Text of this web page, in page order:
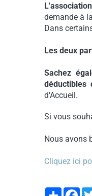
demande à
Dans
Les deux
Sachez
déductibles
d'Accueil.
Si vous
Nous avons
Cliquez ici
Partager